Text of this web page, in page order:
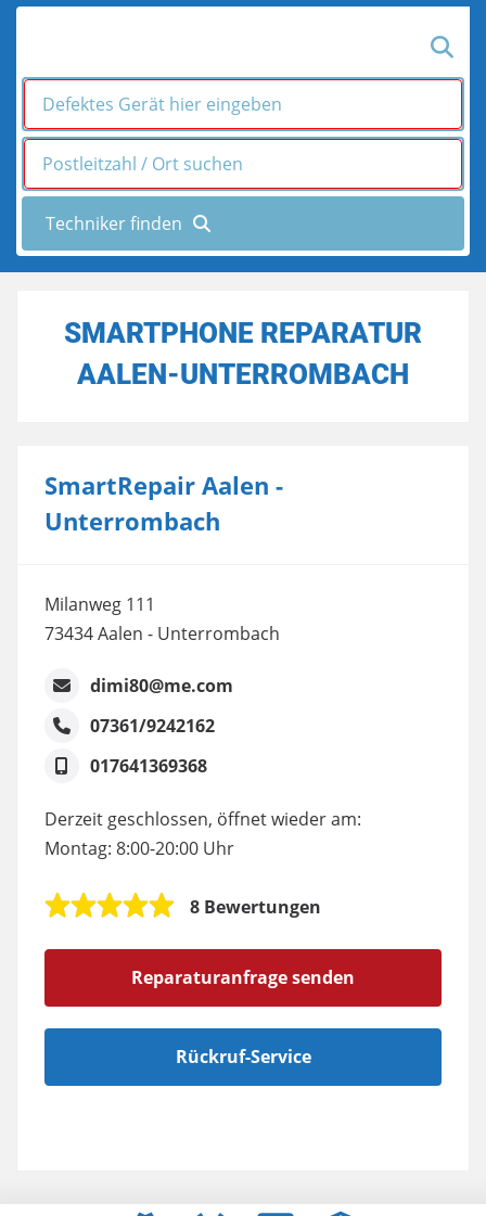
SMARTPHONE REPARATUR
AALEN-UNTERROMBACH
SmartRepair Aalen -
Unterrombach
Milanweg 111
73434 Aalen - Unterrombach
dimi80@me.com
07361/9242162
017641369368
Derzeit geschlossen, öffnet wieder am:
Montag: 8:00-20:00 Uhr
8 Bewertungen
Reparaturanfrage senden
Rückruf-Service